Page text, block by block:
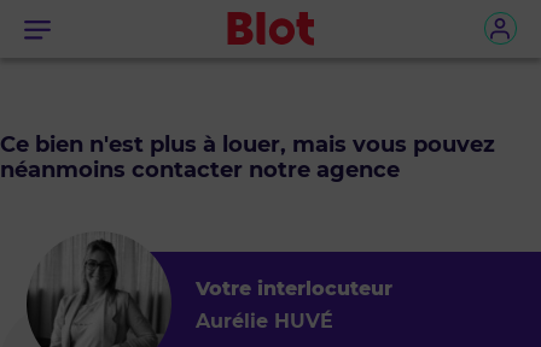
Menu
Ce bien n'est plus à louer, mais vous pouvez
néanmoins contacter notre agence
Votre interlocuteur
Aurélie HUVÉ